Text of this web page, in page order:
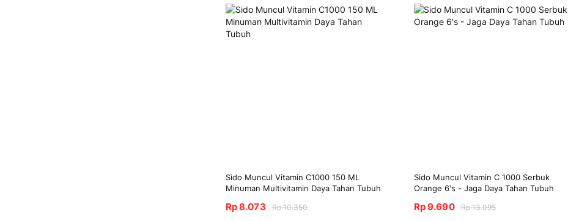
Sido Muncul Vitamin C1000 150 ML
Minuman Multivitamin Daya Tahan Tubuh
Rp 8.073 Rp 10.350
Sido Muncul Vitamin C 1000 Serbuk
Orange 6's - Jaga Daya Tahan Tubuh
Rp 9.690 Rp 13.095